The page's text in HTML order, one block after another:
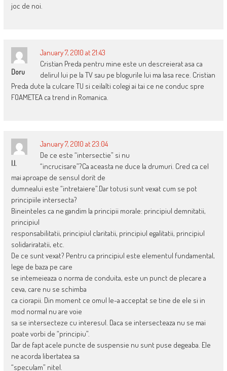
joc de noi.
Doru
January 7, 2010 at 21:43
Cristian Preda pentru mine este un descreierat asa ca
delirul lui pe la TV sau pe blogurile lui ma lasa rece. Cristian
Preda dute la culcare TU si ceilalti colegi ai tai ce ne conduc spre
FOAMETEA ca trend in Romanica.
I.I.
January 7, 2010 at 23:04
De ce este “intersectie” si nu
“incrucisare”?Ca aceasta ne duce la drumuri. Cred ca cel
mai aproape de sensul dorit de
dumnealui este “intretaiere”.Dar totusi sunt vexat cum se pot
principiile intersecta?
Bineinteles ca ne gandim la principii morale: principiul demnitatii,
principiul
responsabilitatii, principiul claritatii, principiul egalitatii, principiul
solidariratatii, etc.
De ce sunt vexat? Pentru ca principiul este elementul fundamental,
lege de baza pe care
se intemeieaza o norma de conduita, este un punct de plecare a
ceva, care nu se schimba
ca ciorapii. Din moment ce omul le-a acceptat se tine de ele si in
mod normal nu are voie
sa se intersecteze cu interesul. Daca se intersecteaza nu se mai
poate vorbi de “principiu”.
Dar de fapt acele puncte de suspensie nu sunt puse degeaba. Ele
ne acorda libertatea sa
“speculam” nitel.